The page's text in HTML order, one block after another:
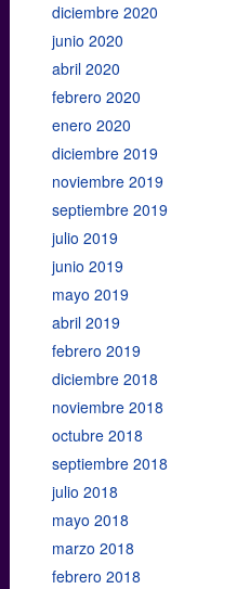
diciembre 2020
junio 2020
abril 2020
febrero 2020
enero 2020
diciembre 2019
noviembre 2019
septiembre 2019
julio 2019
junio 2019
mayo 2019
abril 2019
febrero 2019
diciembre 2018
noviembre 2018
octubre 2018
septiembre 2018
julio 2018
mayo 2018
marzo 2018
febrero 2018